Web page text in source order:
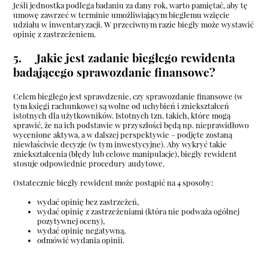
Jeśli jednostka podlega badaniu za dany rok, warto pamiętać, aby tę
umowę zawrzeć w terminie umożliwiającym biegłemu wzięcie
udziału w inwentaryzacji. W przeciwnym razie biegły może wystawić
opinię z zastrzeżeniem.
5. Jakie jest zadanie biegłego rewidenta
badającego sprawozdanie finansowe?
Celem biegłego jest sprawdzenie, czy sprawozdanie finansowe (w
tym księgi rachunkowe) są wolne od uchybień i zniekształceń
istotnych dla użytkowników. Istotnych tzn. takich, które mogą
sprawić, że na ich podstawie w przyszłości będą np. nieprawidłowo
wycenione aktywa, a w dalszej perspektywie – podjęte zostaną
niewłaściwie decyzje (w tym inwestycyjne). Aby wykryć takie
zniekształcenia (błędy lub celowe manipulacje), biegły rewident
stosuje odpowiednie procedury audytowe.
Ostatecznie biegły rewident może postąpić na 4 sposoby:
wydać opinię bez zastrzeżeń,
wydać opinię z zastrzeżeniami (która nie podważa ogólnej
pozytywnej oceny),
wydać opinię negatywną,
odmówić wydania opinii.